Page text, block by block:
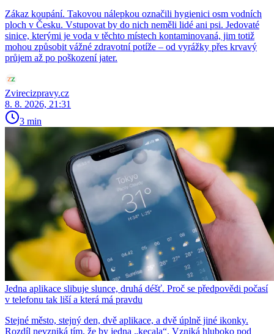
Zákaz koupání. Takovou nálepkou označili hygienici osm vodních
ploch v Česku. Vstupovat by do nich neměli lidé ani psi. Jedovaté
sinice, kterými je voda v těchto místech kontaminovaná, jim totiž
mohou způsobit vážné zdravotní potíže – od vyrážky přes krvavý
průjem až po poškození jater.
Zvirecizpravy.cz
8. 8. 2026, 21:31
3 min
Jedna aplikace slibuje slunce, druhá déšť. Proč se předpovědi počasí
v telefonu tak liší a která má pravdu
Stejné město, stejný den, dvě aplikace, a dvě úplně jiné ikonky.
Rozdíl nevzniká tím, že by jedna „kecala“. Vzniká hluboko pod